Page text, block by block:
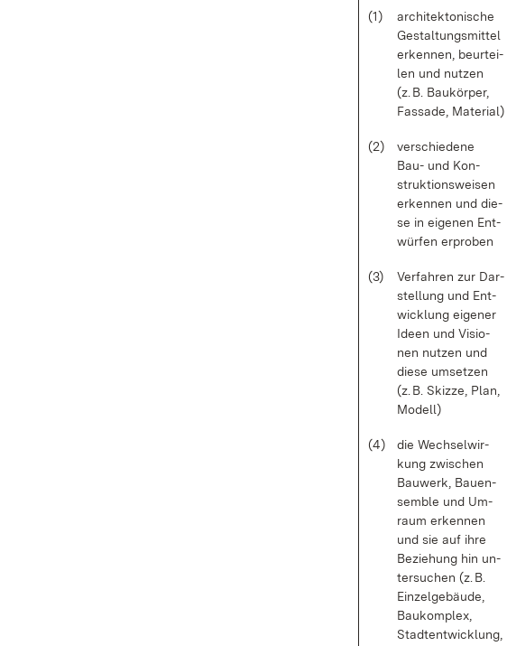
(1)
ar­chi­tek­to­ni­sche
Ge­stal­tungs­mit­tel
er­ken­nen, be­ur­tei­
len und nut­zen
(z. B. Bau­kör­per,
Fas­sa­de, Ma­te­ri­al)
(2)
ver­schie­de­ne
Bau- und Kon­
struk­ti­ons­wei­sen
er­ken­nen und die­
se in ei­ge­nen Ent­
wür­fen er­pro­ben
(3)
Ver­fah­ren zur Dar­
stel­lung und Ent­
wick­lung ei­ge­ner
Ide­en und Vi­sio­
nen nut­zen und
die­se um­set­zen
(z. B. Skiz­ze, Plan,
Mo­dell)
(4)
die Wech­sel­wir­
kung zwi­schen
Bau­werk, Bau­en­
sem­ble und Um­
raum er­ken­nen
und sie auf ih­re
Be­zie­hung hin un­
ter­su­chen (z. B.
Ein­zel­ge­bäu­de,
Bau­kom­plex,
Stadt­ent­wick­lung,